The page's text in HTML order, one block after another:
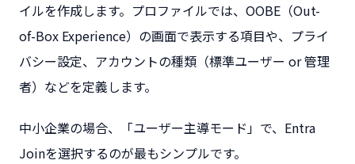
イルを作成します。プロファイルでは、OOBE（Out-
of-Box Experience）の画面で表示する項目や、プライ
バシー設定、アカウントの種類（標準ユーザー or 管理
者）などを定義します。
中小企業の場合、「ユーザー主導モード」で、Entra
Joinを選択するのが最もシンプルです。